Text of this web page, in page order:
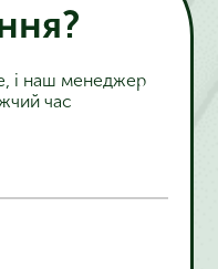
і наш менеджер
час